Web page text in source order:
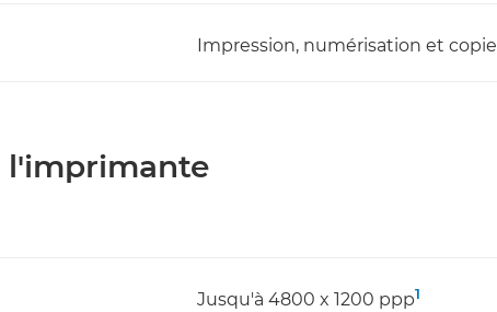
Impression, numérisation et copie
l'imprimante
Jusqu'à 4800 x 1200 ppp1